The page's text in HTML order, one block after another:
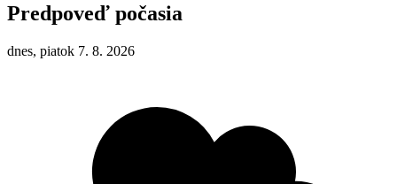
Predpoveď počasia
dnes, piatok 7. 8. 2026